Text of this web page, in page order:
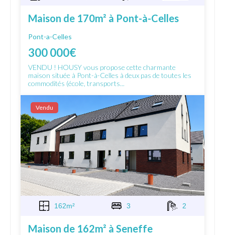
Maison de 170m² à Pont-à-Celles
Pont-a-Celles
300 000€
VENDU ! HOUSY vous propose cette charmante
maison située à Pont-à-Celles à deux pas de toutes les
commodités (école, transports...
Vendu
162m² 3 2
Maison de 162m² à Seneffe